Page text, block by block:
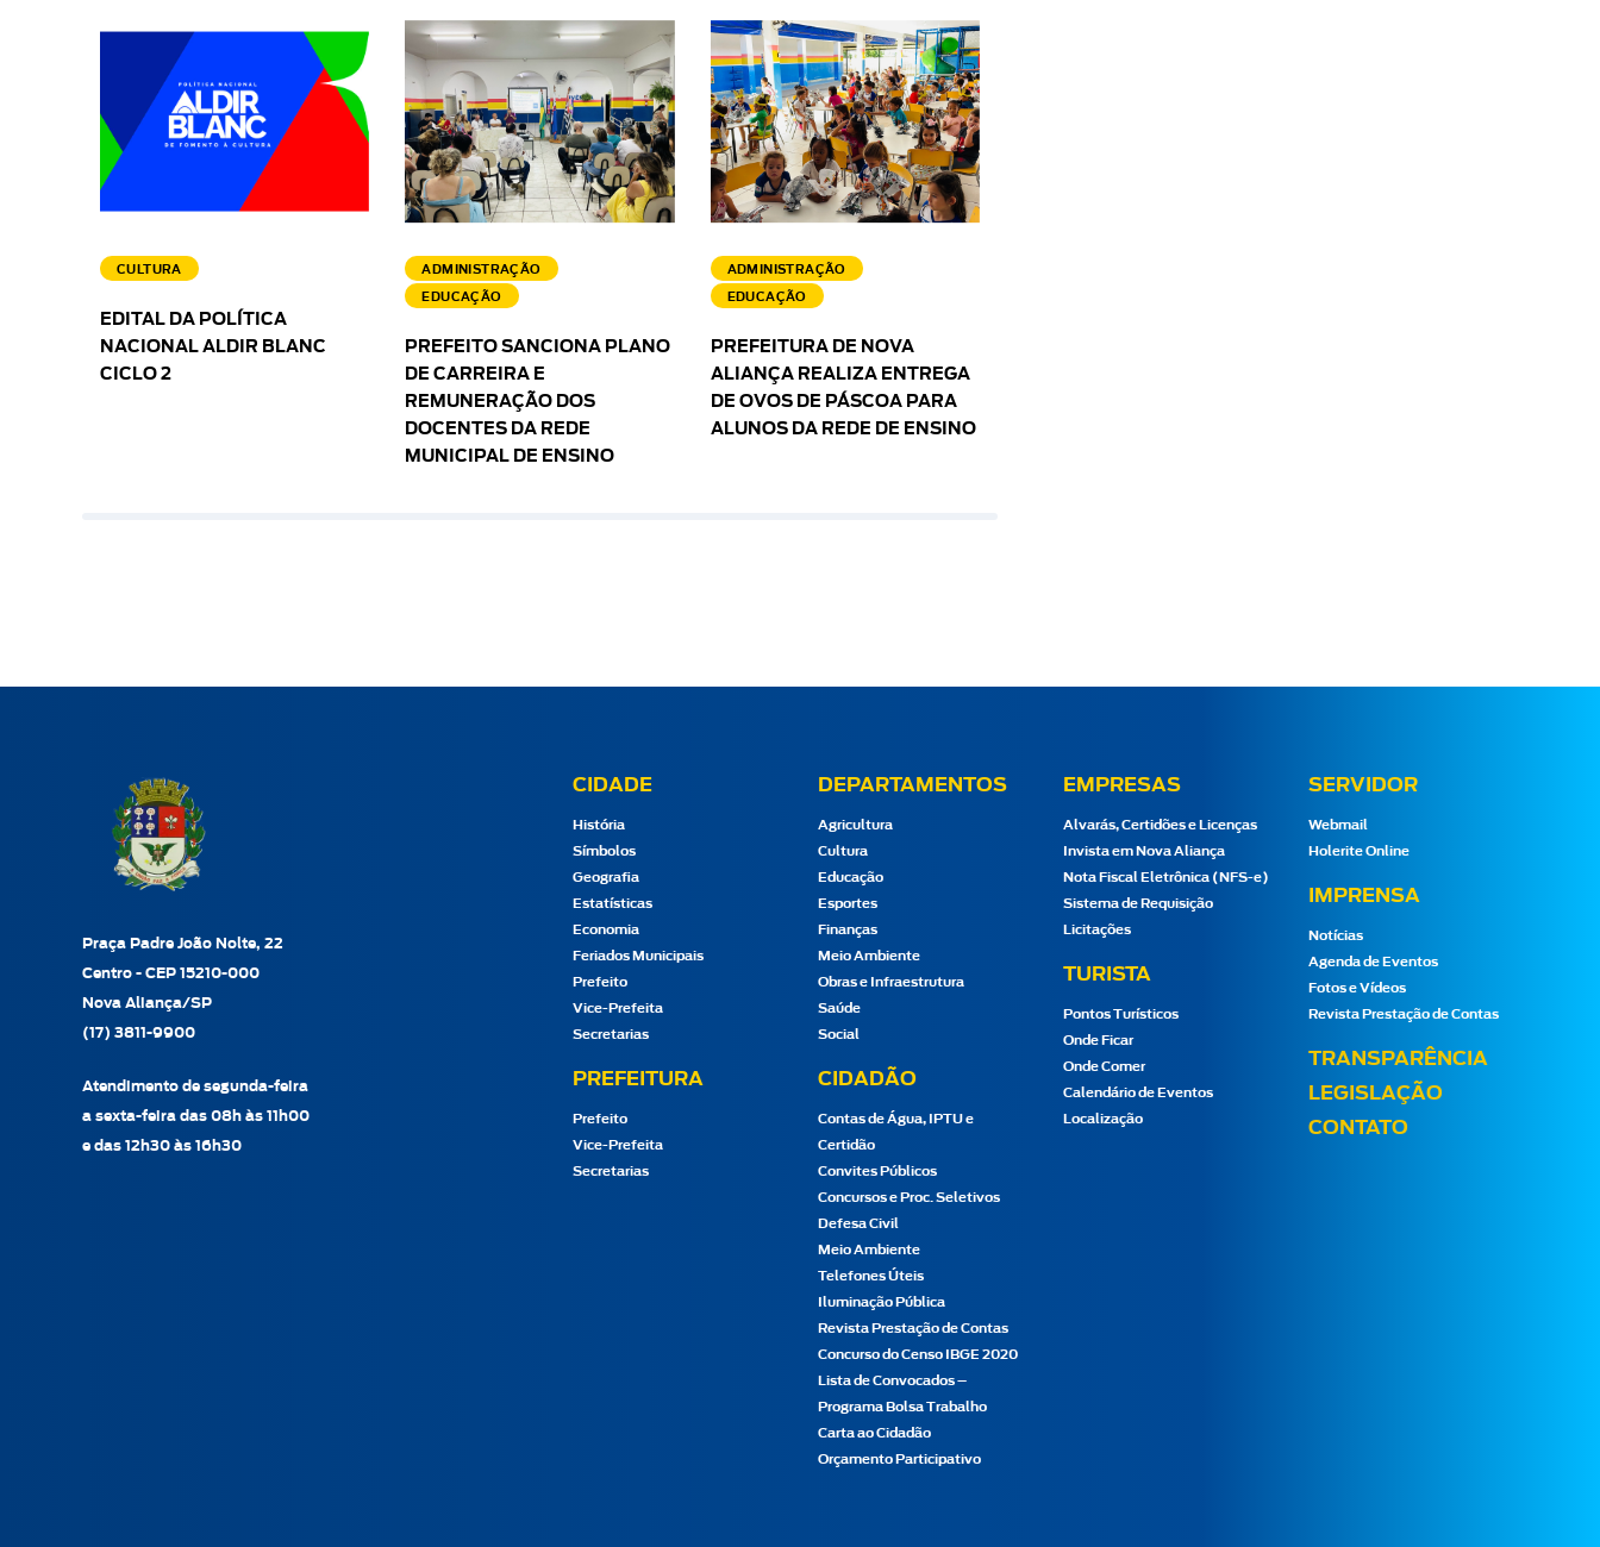
CULTURA
EDITAL DA POLÍTICA
NACIONAL ALDIR BLANC
CICLO 2
ADMINISTRAÇÃO
EDUCAÇÃO
PREFEITO SANCIONA PLANO
DE CARREIRA E
REMUNERAÇÃO DOS
DOCENTES DA REDE
MUNICIPAL DE ENSINO
ADMINISTRAÇÃO
EDUCAÇÃO
PREFEITURA DE NOVA
ALIANÇA REALIZA ENTREGA
DE OVOS DE PÁSCOA PARA
ALUNOS DA REDE DE ENSINO
Praça Padre João Nolte, 22
Centro - CEP 15210-000
Nova Aliança/SP
(17) 3811-9900
Atendimento de segunda-feira
a sexta-feira das 08h às 11h00
e das 12h30 às 16h30
CIDADE
História
Símbolos
Geografia
Estatísticas
Economia
Feriados Municipais
Prefeito
Vice-Prefeita
Secretarias
PREFEITURA
Prefeito
Vice-Prefeita
Secretarias
DEPARTAMENTOS
Agricultura
Cultura
Educação
Esportes
Finanças
Meio Ambiente
Obras e Infraestrutura
Saúde
Social
CIDADÃO
Contas de Água, IPTU e
Certidão
Convites Públicos
Concursos e Proc. Seletivos
Defesa Civil
Meio Ambiente
Telefones Úteis
Iluminação Pública
Revista Prestação de Contas
Concurso do Censo IBGE 2020
Lista de Convocados –
Programa Bolsa Trabalho
Carta ao Cidadão
Orçamento Participativo
EMPRESAS
Alvarás, Certidões e Licenças
Invista em Nova Aliança
Nota Fiscal Eletrônica (NFS-e)
Sistema de Requisição
Licitações
TURISTA
Pontos Turísticos
Onde Ficar
Onde Comer
Calendário de Eventos
Localização
SERVIDOR
Webmail
Holerite Online
IMPRENSA
Notícias
Agenda de Eventos
Fotos e Vídeos
Revista Prestação de Contas
TRANSPARÊNCIA
LEGISLAÇÃO
CONTATO